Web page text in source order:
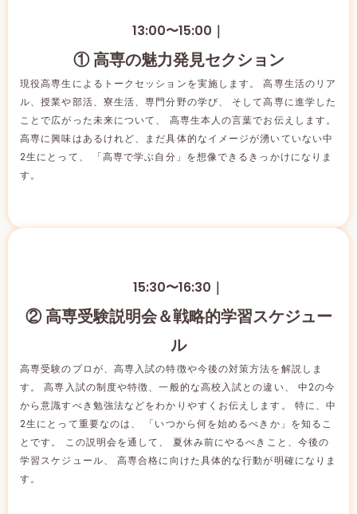
13:00〜15:00｜
① 高専の魅力発見セクション
現役高専生によるトークセッションを実施します。 高専生活のリア
ル、授業や部活、寮生活、専門分野の学び、 そして高専に進学した
ことで広がった未来について、 高専生本人の言葉でお伝えします。
高専に興味はあるけれど、まだ具体的なイメージが湧いていない中
2生にとって、 「高専で学ぶ自分」を想像できるきっかけになりま
す。
15:30〜16:30｜
② 高専受験説明会＆戦略的学習スケジュー
ル
高専受験のプロが、高専入試の特徴や今後の対策方法を解説しま
す。 高専入試の制度や特徴、一般的な高校入試との違い、 中2の今
から意識すべき勉強法などをわかりやすくお伝えします。 特に、中
2生にとって重要なのは、 「いつから何を始めるべきか」を知るこ
とです。 この説明会を通して、 夏休み前にやるべきこと、今後の
学習スケジュール、 高専合格に向けた具体的な行動が明確になりま
す。